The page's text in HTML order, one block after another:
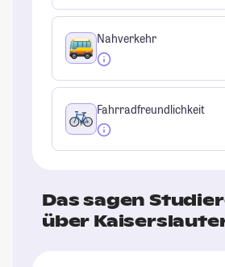
Nahverkehr
Fahrradfreundlichkeit
Das sagen
über